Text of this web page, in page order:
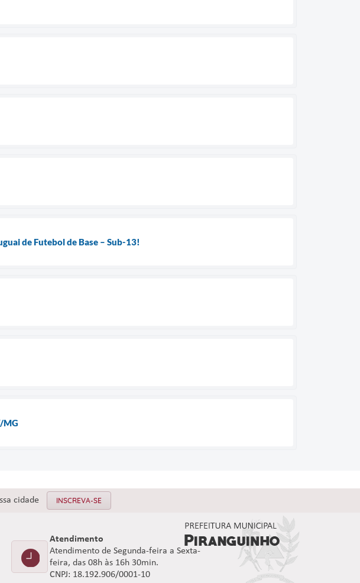
de Futebol de Base – Sub-13!
MG
cidade INSCREVA-SE
Atendimento
Atendimento de Segunda-feira a Sexta-
feira, das 08h às 16h 30min.
CNPJ: 18.192.906/0001-10